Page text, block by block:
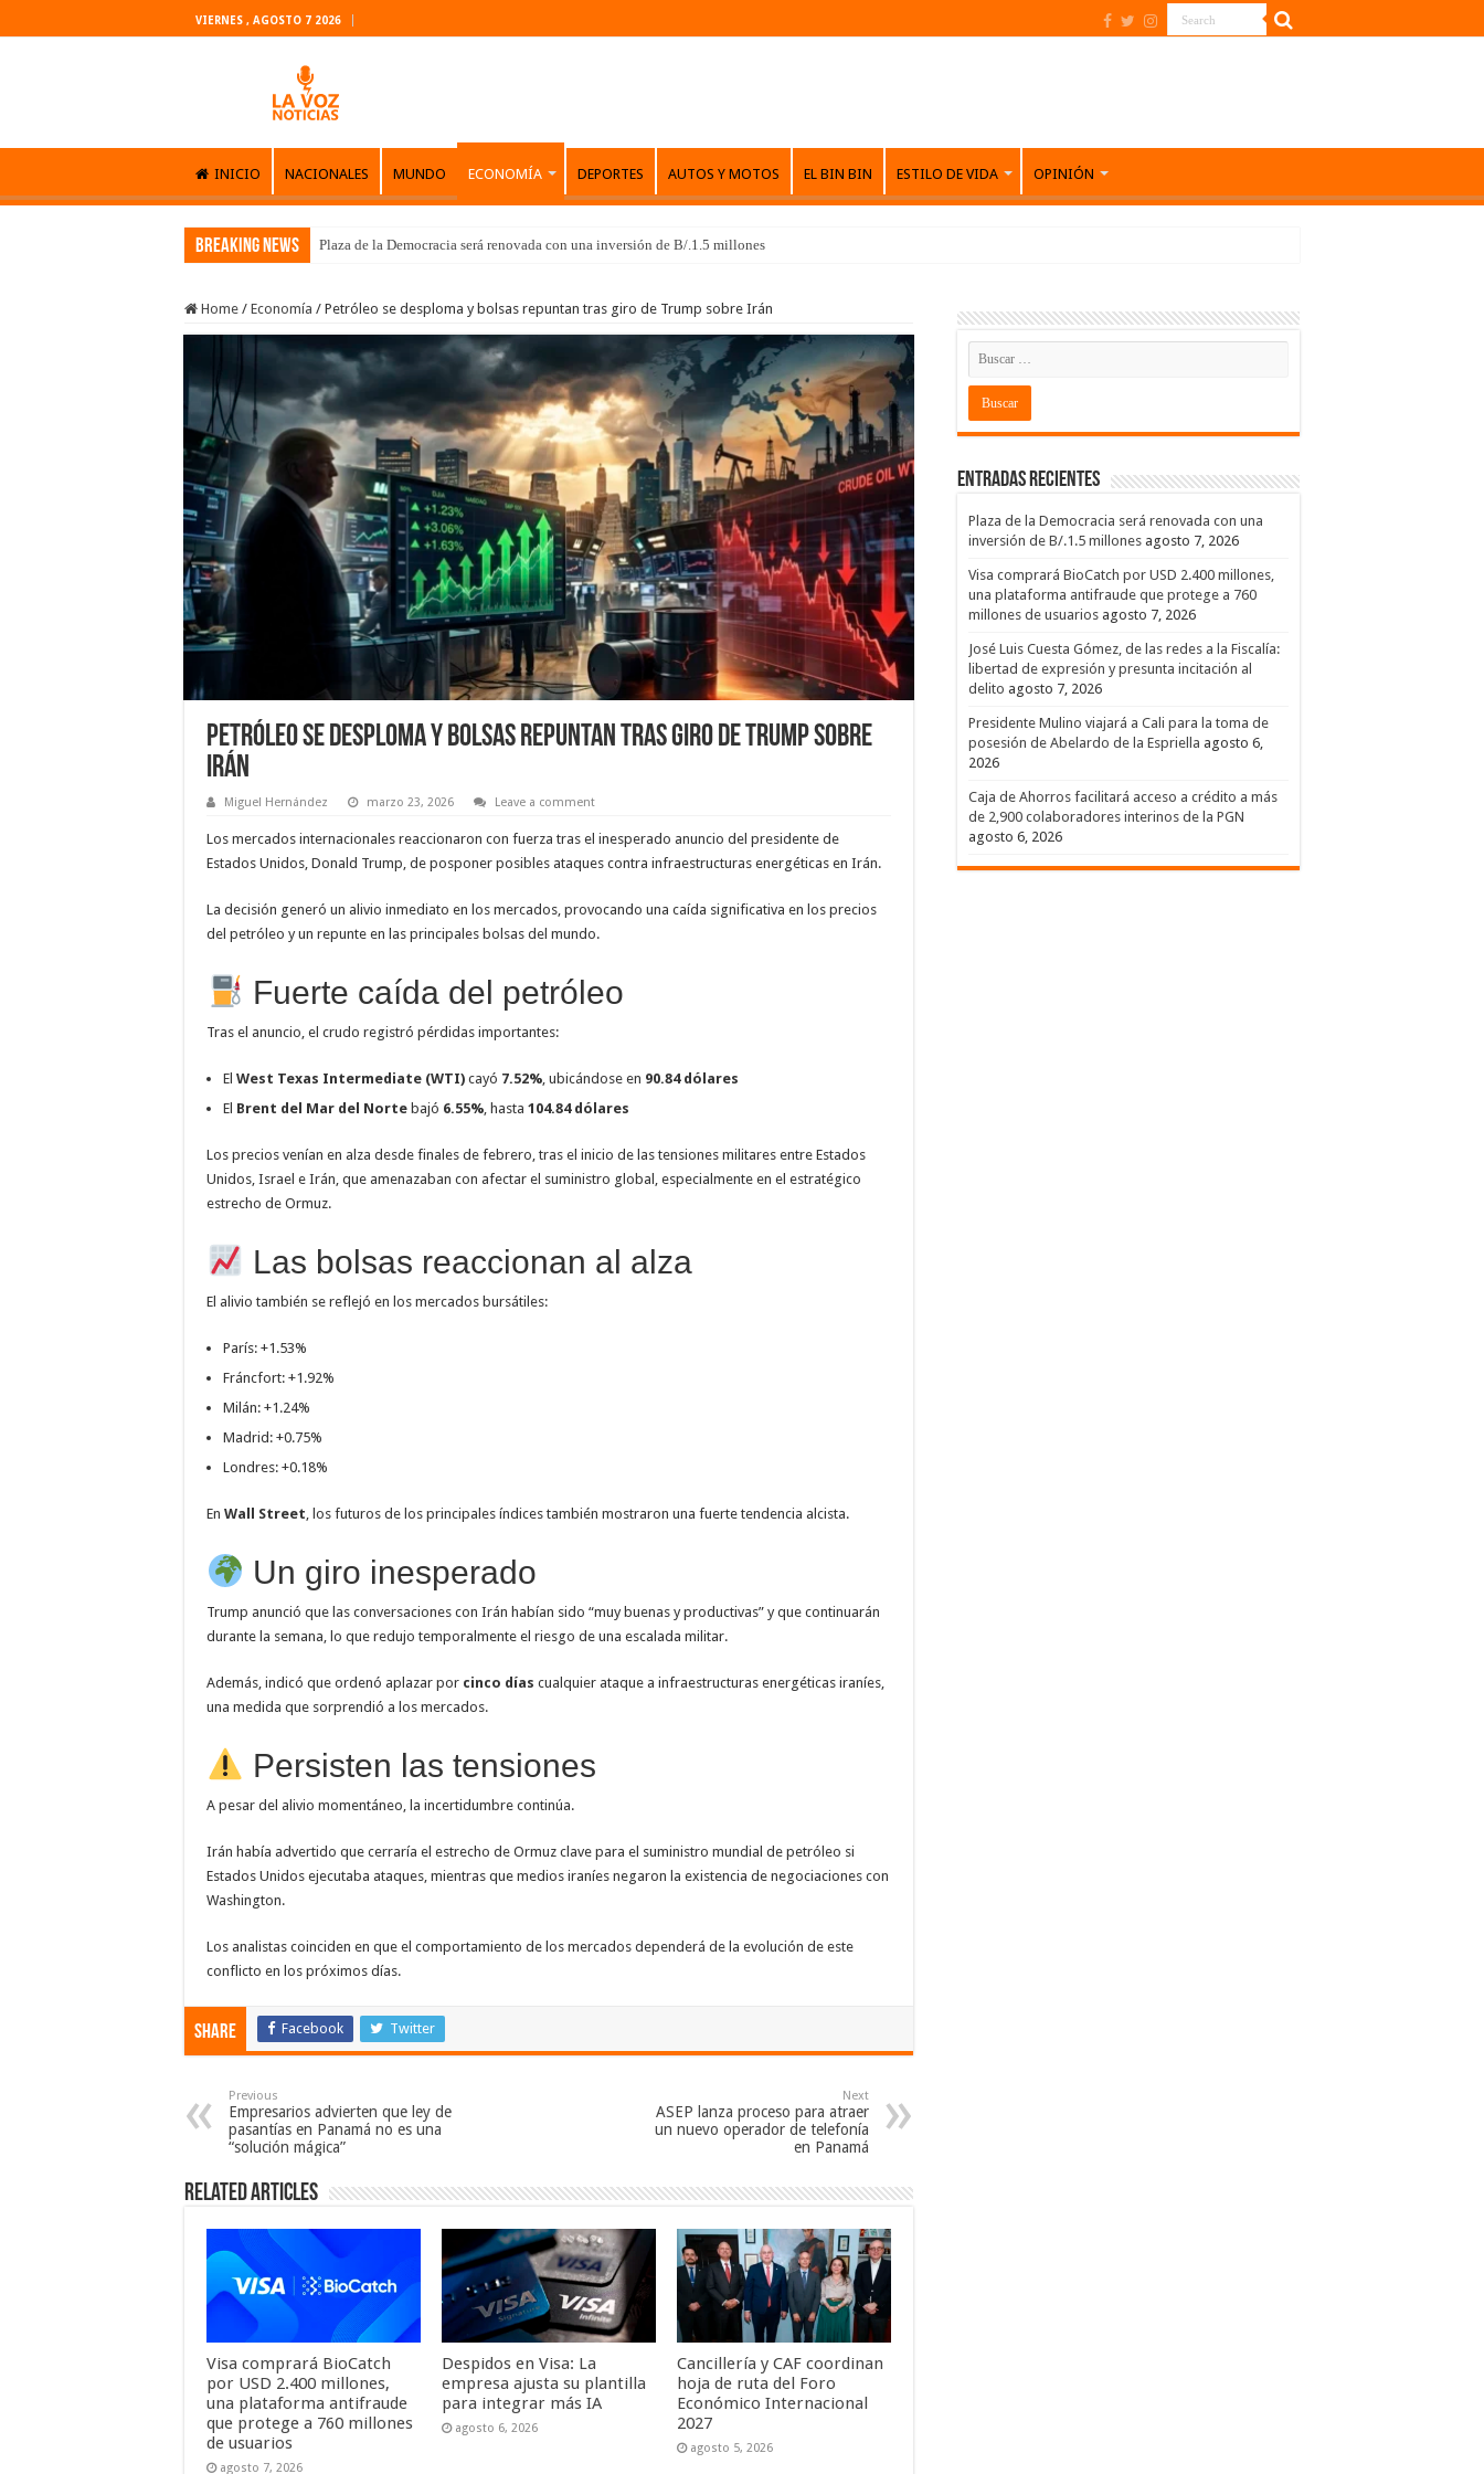
VIERNES , AGOSTO 7 2026
INICIO NACIONALES MUNDO ECONOMÍA DEPORTES AUTOS Y MOTOS EL BIN BIN ESTILO DE VIDA OPINIÓN
Breaking News Plaza de la Democracia será renovada con una inversión de B/.1.5 millones
Home / Economía / Petróleo se desploma y bolsas repuntan tras giro de Trump sobre Irán
Petróleo se desploma y bolsas repuntan tras giro de Trump sobre
Irán
Miguel Hernández marzo 23, 2026 Leave a comment
Los mercados internacionales reaccionaron con fuerza tras el inesperado anuncio del presidente de
Estados Unidos, Donald Trump, de posponer posibles ataques contra infraestructuras energéticas en Irán.
La decisión generó un alivio inmediato en los mercados, provocando una caída significativa en los precios
del petróleo y un repunte en las principales bolsas del mundo.
Fuerte caída del petróleo
Tras el anuncio, el crudo registró pérdidas importantes:
El West Texas Intermediate (WTI) cayó 7.52%, ubicándose en 90.84 dólares
El Brent del Mar del Norte bajó 6.55%, hasta 104.84 dólares
Los precios venían en alza desde finales de febrero, tras el inicio de las tensiones militares entre Estados
Unidos, Israel e Irán, que amenazaban con afectar el suministro global, especialmente en el estratégico
estrecho de Ormuz.
Las bolsas reaccionan al alza
El alivio también se reflejó en los mercados bursátiles:
París: +1.53%
Fráncfort: +1.92%
Milán: +1.24%
Madrid: +0.75%
Londres: +0.18%
En Wall Street, los futuros de los principales índices también mostraron una fuerte tendencia alcista.
Un giro inesperado
Trump anunció que las conversaciones con Irán habían sido “muy buenas y productivas” y que continuarán
durante la semana, lo que redujo temporalmente el riesgo de una escalada militar.
Además, indicó que ordenó aplazar por cinco días cualquier ataque a infraestructuras energéticas iraníes,
una medida que sorprendió a los mercados.
Persisten las tensiones
A pesar del alivio momentáneo, la incertidumbre continúa.
Irán había advertido que cerraría el estrecho de Ormuz clave para el suministro mundial de petróleo si
Estados Unidos ejecutaba ataques, mientras que medios iraníes negaron la existencia de negociaciones con
Washington.
Los analistas coinciden en que el comportamiento de los mercados dependerá de la evolución de este
conflicto en los próximos días.
Share Facebook Twitter
Previous
Empresarios advierten que ley de
pasantías en Panamá no es una
“solución mágica”
Next
ASEP lanza proceso para atraer
un nuevo operador de telefonía
en Panamá
Related Articles
Visa comprará BioCatch
por USD 2.400 millones,
una plataforma antifraude
que protege a 760 millones
de usuarios
agosto 7, 2026
Despidos en Visa: La
empresa ajusta su plantilla
para integrar más IA
agosto 6, 2026
Cancillería y CAF coordinan
hoja de ruta del Foro
Económico Internacional
2027
agosto 5, 2026
Entradas recientes
Plaza de la Democracia será renovada con una
inversión de B/.1.5 millones agosto 7, 2026
Visa comprará BioCatch por USD 2.400 millones,
una plataforma antifraude que protege a 760
millones de usuarios agosto 7, 2026
José Luis Cuesta Gómez, de las redes a la Fiscalía:
libertad de expresión y presunta incitación al
delito agosto 7, 2026
Presidente Mulino viajará a Cali para la toma de
posesión de Abelardo de la Espriella agosto 6,
2026
Caja de Ahorros facilitará acceso a crédito a más
de 2,900 colaboradores interinos de la PGN
agosto 6, 2026